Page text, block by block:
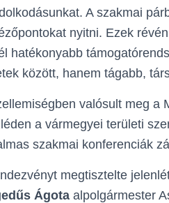
A szakmai
nyitni. Ezek
hatékonyabb
között, hanem tágabb,
valósult meg a
a vármegyei területi
szakmai konferenciák
megtisztelte
Ágota alpolgármester